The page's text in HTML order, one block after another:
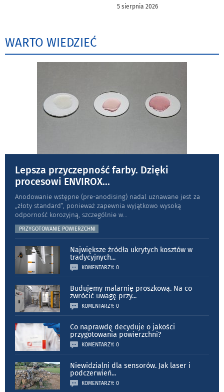
5 sierpnia 2026
WARTO WIEDZIEĆ
Lepsza przyczepność farby. Dzięki
procesowi ENVIROX...
Anodowanie wstępne (pre-anodising) nadal uznawane jest za
„złoty standard”, ponieważ zapewnia wyjątkowo wysoką
odporność koro­zyjną, szczególnie w
PRZYGOTOWANIE POWIERZCHNI
Największe źródła ukrytych kosztów w
tradycyjnych...
KOMENTARZY: 0
Budujemy malarnię proszkową. Na co
zwrócić uwagę przy...
KOMENTARZY: 0
Co naprawdę decyduje o jakości
przygotowania powierzchni?
KOMENTARZY: 0
Niewidzialni dla sensorów. Jak laser i
podczerwień...
KOMENTARZY: 0